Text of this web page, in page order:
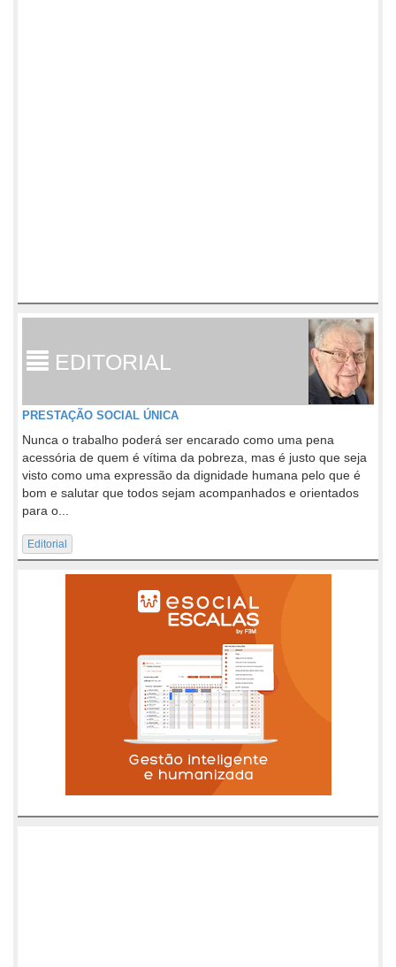
EDITORIAL
PRESTAÇÃO SOCIAL ÚNICA
Nunca o trabalho poderá ser encarado como uma pena
acessória de quem é vítima da pobreza, mas é justo que seja
visto como uma expressão da dignidade humana pelo que é
bom e salutar que todos sejam acompanhados e orientados
para o...
Editorial